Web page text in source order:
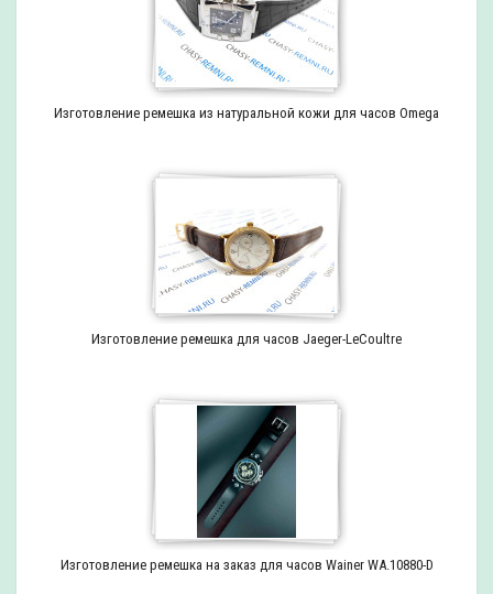
Изготовление ремешка из натуральной кожи для часов Omega
Изготовление ремешка для часов Jaeger-LeCoultre
Изготовление ремешка на заказ для часов Wainer WA.10880-D